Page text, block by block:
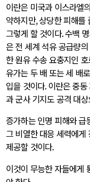
이란은 미국과 이스라엘
약하지만,상당한 피해를
그렇게 할 것이다.수백
은 전 세계 석유 공급량의
한 원유 수송 요충지인
유가는 두 배 또는 세 배
입을 것이다.이란은 중
과 군사 기지도 공격 대
증가하는 인명 피해와 급
그 비열한 대응 세력에게
제공할 것이다.
이것이 무능한 자들에게